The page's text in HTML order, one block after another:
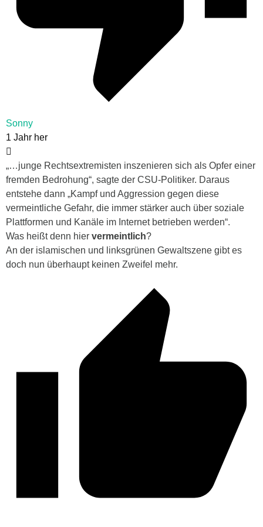
Sonny
1 Jahr her
„…junge Rechtsextremisten inszenieren sich als Opfer einer
fremden Bedrohung“, sagte der CSU-Politiker. Daraus
entstehe dann „Kampf und Aggression gegen diese
vermeintliche Gefahr, die immer stärker auch über soziale
Plattformen und Kanäle im Internet betrieben werden“.
Was heißt denn hier vermeintlich?
An der islamischen und linksgrünen Gewaltszene gibt es
doch nun überhaupt keinen Zweifel mehr.